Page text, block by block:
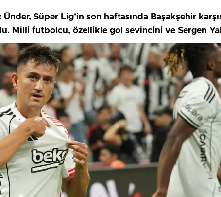
Ünder, Süper Lig’in son haftasında Başakşehir
Milli futbolcu, özellikle gol sevincini ve Sergen